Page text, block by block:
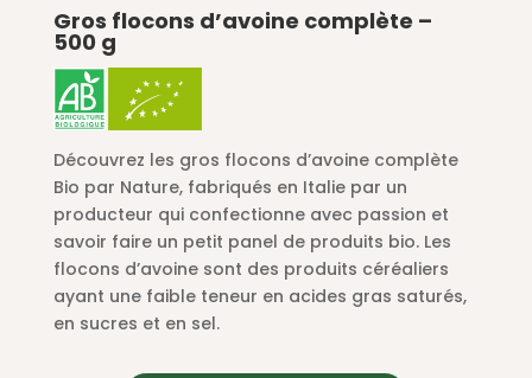
Gros flocons d’avoine complète –
500 g
Découvrez les gros flocons d’avoine complète
Bio par Nature, fabriqués en Italie par un
producteur qui confectionne avec passion et
savoir faire un petit panel de produits bio. Les
flocons d’avoine sont des produits céréaliers
ayant une faible teneur en acides gras saturés,
en sucres et en sel.